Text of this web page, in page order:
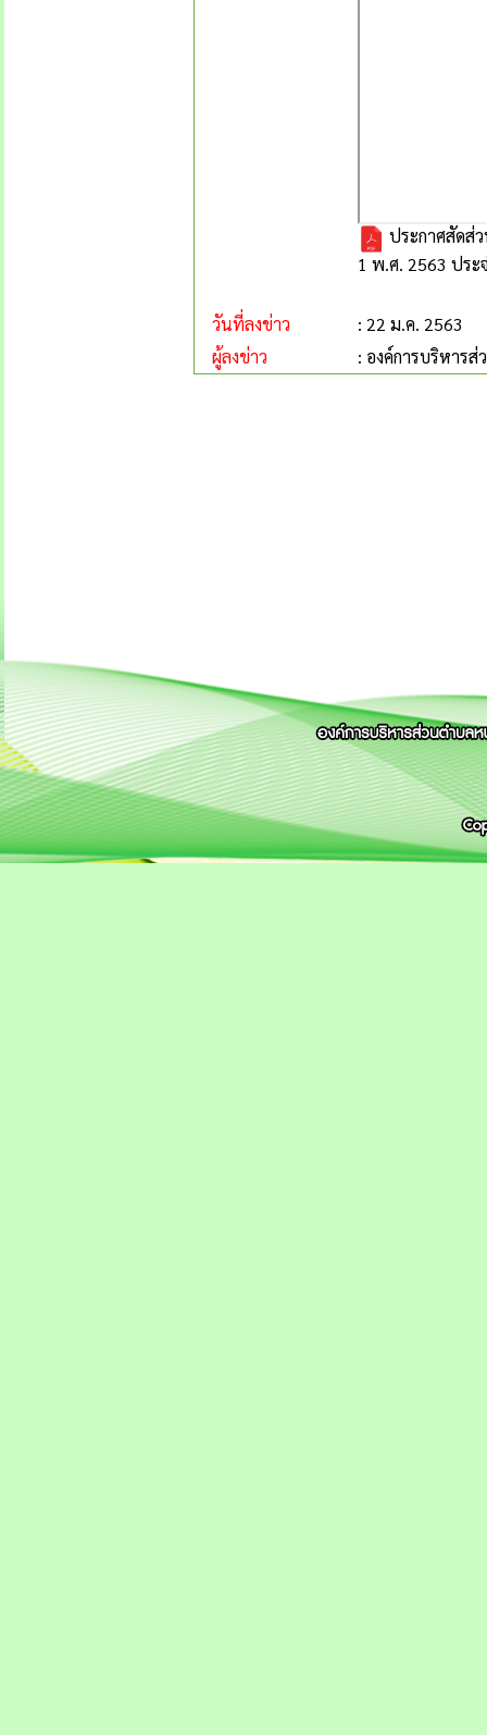
ประกาศสัดส่
1 พ.ศ. 2563 ปร
วันที่ลงข่าว
: 22 ม.ค. 2563
ผู้ลงข่าว
: องค์การบริหาร